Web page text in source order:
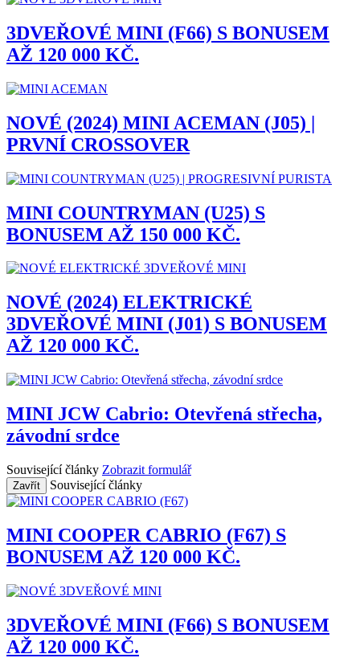
3DVEŘOVÉ MINI (F66) S BONUSEM
AŽ 120 000 KČ.
NOVÉ (2024) MINI ACEMAN (J05) |
PRVNÍ CROSSOVER
MINI COUNTRYMAN (U25) S
BONUSEM AŽ 150 000 KČ.
NOVÉ (2024) ELEKTRICKÉ
3DVEŘOVÉ MINI (J01) S BONUSEM
AŽ 120 000 KČ.
MINI JCW Cabrio: Otevřená střecha,
závodní srdce
Související články Zobrazit formulář
Zavřít Související články
MINI COOPER CABRIO (F67) S
BONUSEM AŽ 120 000 KČ.
3DVEŘOVÉ MINI (F66) S BONUSEM
AŽ 120 000 KČ.